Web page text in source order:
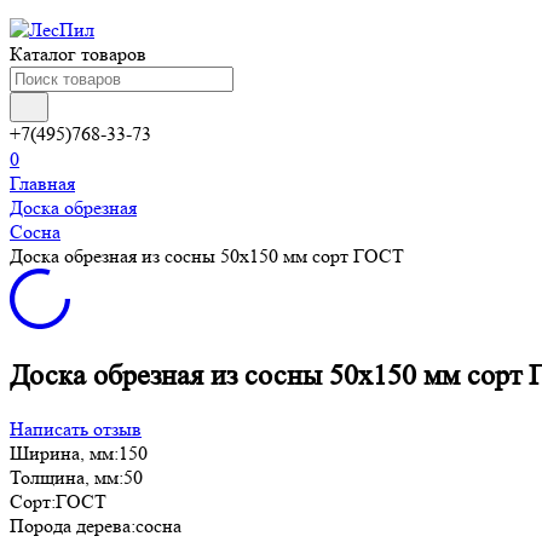
Каталог товаров
+7(495)768-33-73
0
Главная
Доска обрезная
Сосна
Доска обрезная из сосны 50x150 мм сорт ГОСТ
Доска обрезная из сосны 50x150 мм сорт
Написать отзыв
Ширина, мм:150
Толщина, мм:50
Сорт:ГОСТ
Порода дерева:сосна